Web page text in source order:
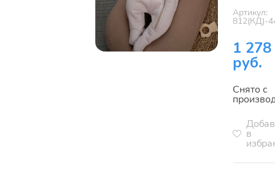
Артикул:
812(КД)-
1 278
руб.
Снято с
в